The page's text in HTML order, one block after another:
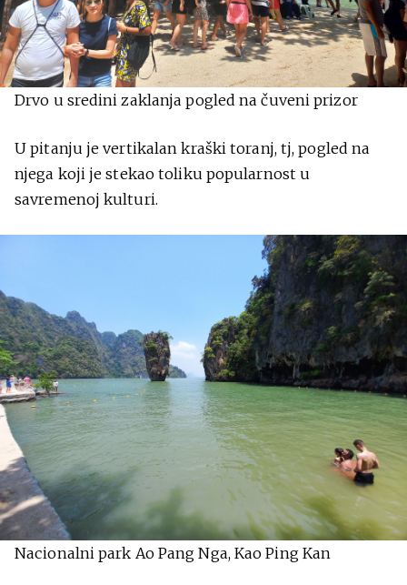
Drvo u sredini zaklanja pogled na čuveni prizor
U pitanju je vertikalan kraški toranj, tj, pogled na
njega koji je stekao toliku popularnost u
savremenoj kulturi.
Nacionalni park Ao Pang Nga, Kao Ping Kan